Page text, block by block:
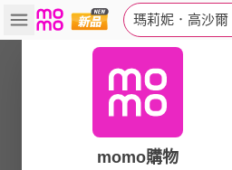
瑪莉妮．高沙爾
momo購物